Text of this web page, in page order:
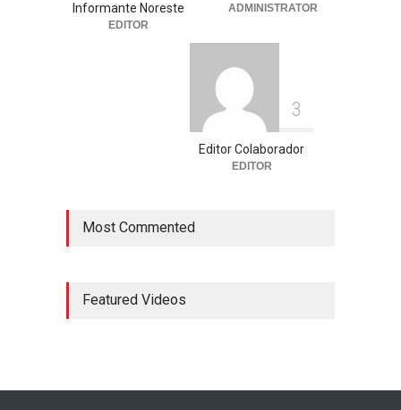
Informante Noreste
EDITOR
ADMINISTRATOR
3
Editor Colaborador
EDITOR
Most Commented
Featured Videos